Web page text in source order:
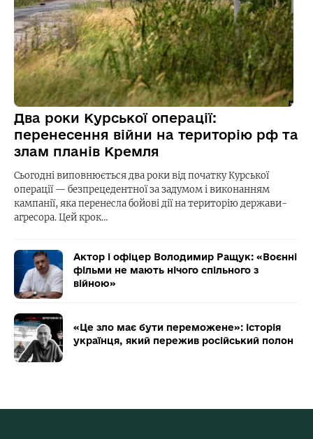
Два роки Курської операції:
перенесення війни на територію рф та
злам планів Кремля
Сьогодні виповнюється два роки від початку Курської
операції — безпрецедентної за задумом і виконанням
кампанії, яка перенесла бойові дії на територію держави-
агресора. Цей крок…
Актор і офіцер Володимир Ращук: «Воєнні
фільми не мають нічого спільного з
війною»
«Це зло має бути переможене»: історія
українця, який пережив російський полон